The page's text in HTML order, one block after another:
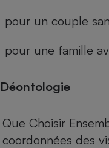
pour un couple
pour une famille
Déontologie
Que Choisir
coordonnées des